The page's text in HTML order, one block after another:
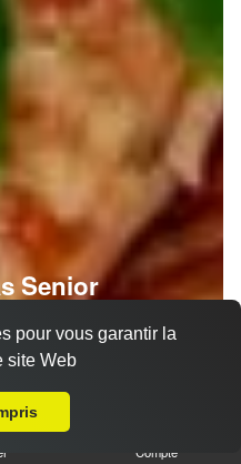
Senior
Compte
pour vous garantir la
site Web